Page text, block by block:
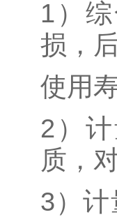
1）
损，
使用
2）
质，
3）